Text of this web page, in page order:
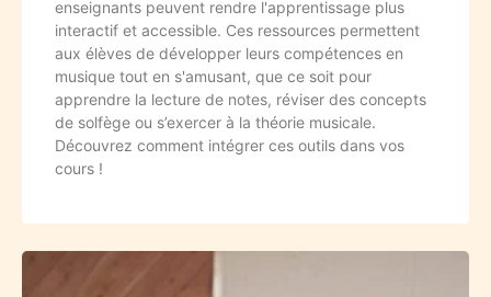
enseignants peuvent rendre l'apprentissage plus
interactif et accessible. Ces ressources permettent
aux élèves de développer leurs compétences en
musique tout en s'amusant, que ce soit pour
apprendre la lecture de notes, réviser des concepts
de solfège ou s’exercer à la théorie musicale.
Découvrez comment intégrer ces outils dans vos
cours !